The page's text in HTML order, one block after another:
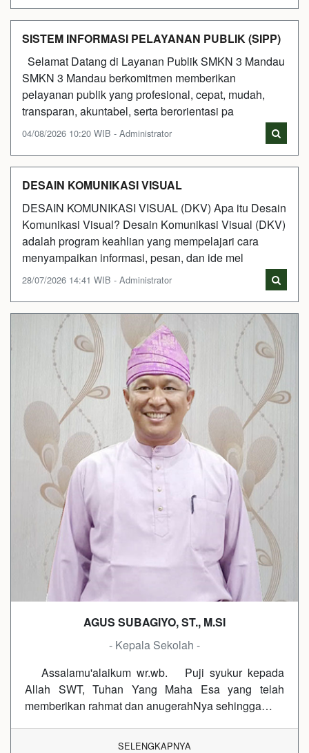
SISTEM INFORMASI PELAYANAN PUBLIK (SIPP)
Selamat Datang di Layanan Publik SMKN 3 Mandau
SMKN 3 Mandau berkomitmen memberikan
pelayanan publik yang profesional, cepat, mudah,
transparan, akuntabel, serta berorientasi pa
04/08/2026 10:20 WIB - Administrator
DESAIN KOMUNIKASI VISUAL
DESAIN KOMUNIKASI VISUAL (DKV) Apa itu Desain
Komunikasi Visual? Desain Komunikasi Visual (DKV)
adalah program keahlian yang mempelajari cara
menyampaikan informasi, pesan, dan ide mel
28/07/2026 14:41 WIB - Administrator
AGUS SUBAGIYO, ST., M.SI
- Kepala Sekolah -
Assalamu'alaikum wr.wb. Puji syukur kepada
Allah SWT, Tuhan Yang Maha Esa yang telah
memberikan rahmat dan anugerahNya sehingga…
SELENGKAPNYA